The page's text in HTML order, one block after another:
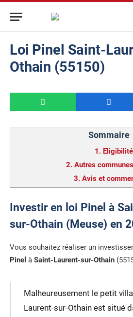
Loi Pinel Saint-
Othain (55150)
Sommaire
1. Eligibilité
2. Autres
3. Avis et
Investir en loi Pinel à
sur-Othain (Meuse) en
Vous souhaitez réaliser un
Pinel à Saint-Laurent-sur-Othain
Malheureusement le petit
Laurent-sur-Othain est situé